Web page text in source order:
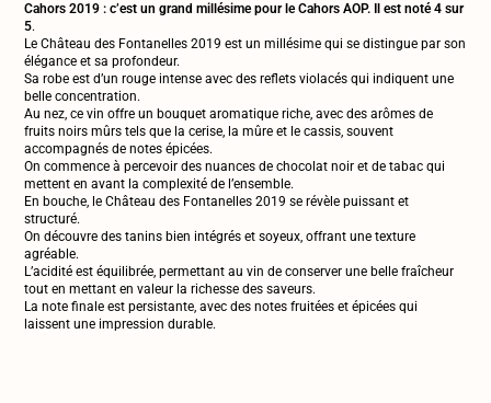
Cahors 2019 : c’est un grand millésime pour le Cahors AOP.
Il est noté 4 sur
5.
Le Château des Fontanelles 2019 est un millésime qui se distingue par son
élégance et sa profondeur.
Sa robe est d’un rouge intense avec des reflets violacés qui indiquent une
belle concentration.
Au nez, ce vin offre un bouquet aromatique riche, avec des arômes de
fruits noirs mûrs tels que la cerise, la mûre et le cassis, souvent
accompagnés de notes épicées.
On commence à percevoir des nuances de chocolat noir et de tabac qui
mettent en avant la complexité de l’ensemble.
En bouche, le Château des Fontanelles 2019 se révèle puissant et
structuré.
On découvre des tanins bien intégrés et soyeux, offrant une texture
agréable.
L’acidité est équilibrée, permettant au vin de conserver une belle fraîcheur
tout en mettant en valeur la richesse des saveurs.
La note finale est persistante, avec des notes fruitées et épicées qui
laissent une impression durable.